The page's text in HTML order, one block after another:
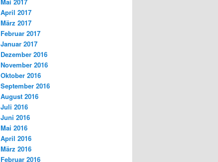
Mai 2017
April 2017
März 2017
Februar 2017
Januar 2017
Dezember 2016
November 2016
Oktober 2016
September 2016
August 2016
Juli 2016
Juni 2016
Mai 2016
April 2016
März 2016
Februar 2016